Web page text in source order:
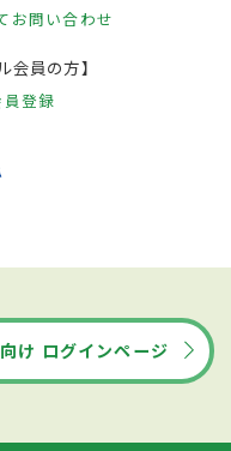
お問い合わせ
会員の方】
員登録
け ログインページ